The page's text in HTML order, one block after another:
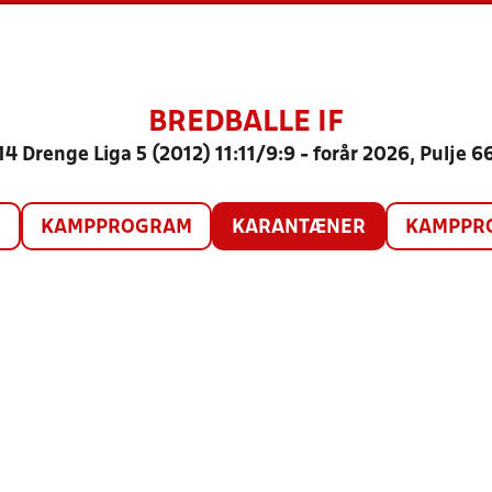
BREDBALLE IF
Drenge Liga 5 (2012) 11:11/9:9 - forår 2026, Pulje
KAMPPROGRAM KARANTÆNER